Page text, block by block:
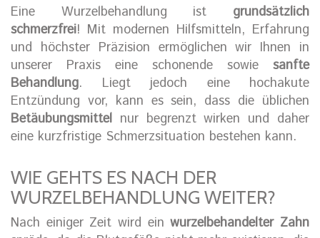
Eine Wurzelbehandlung ist grundsätzlich
schmerzfrei! Mit modernen Hilfsmitteln, Erfahrung
und höchster Präzision ermöglichen wir Ihnen in
unserer Praxis eine schonende sowie sanfte
Behandlung. Liegt jedoch eine hochakute
Entzündung vor, kann es sein, dass die üblichen
Betäubungsmittel nur begrenzt wirken und daher
eine kurzfristige Schmerzsituation bestehen kann.
WIE GEHTS ES NACH DER
WURZELBEHANDLUNG WEITER?
Nach einiger Zeit wird einwurzelbehandelter Zahn